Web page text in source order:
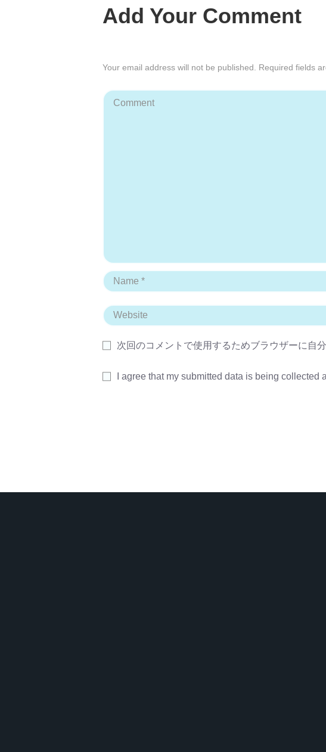
Add Your Comment
Your email address will not be published. Required fields
次回のコメントで使用するためブラウザーに自
I agree that my submitted data is being